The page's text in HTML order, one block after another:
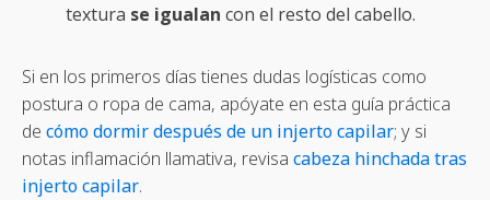
textura se igualan con el resto del cabello.
Si en los primeros días tienes dudas logísticas como
postura o ropa de cama, apóyate en esta guía práctica
de cómo dormir después de un injerto capilar; y si
notas inflamación llamativa, revisa cabeza hinchada tras
injerto capilar.